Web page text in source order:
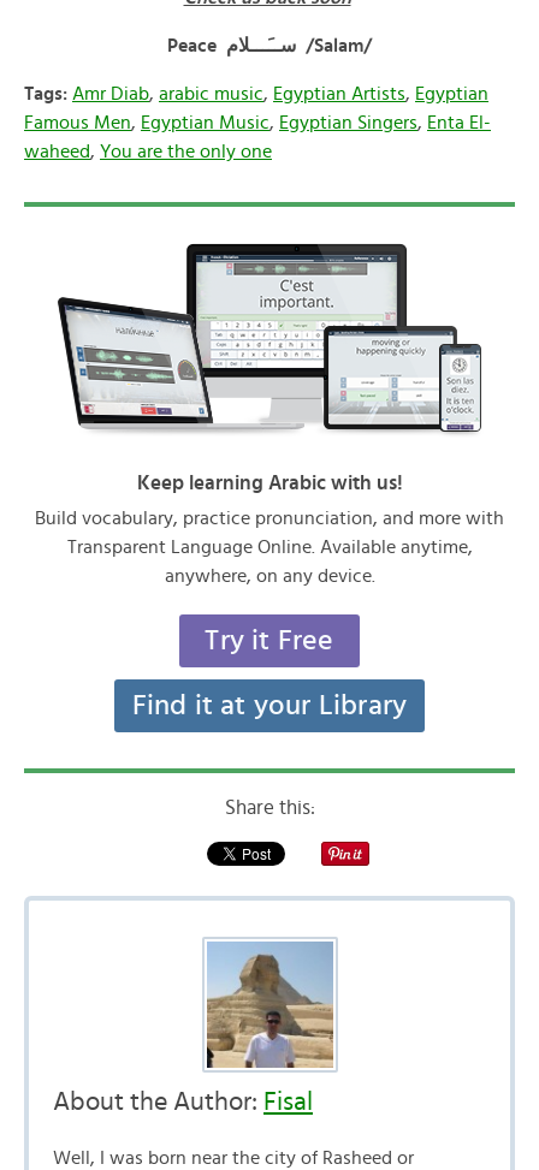
Peace ســَـــلام /Salam/
Tags: Amr Diab, arabic music, Egyptian Artists, Egyptian
Famous Men, Egyptian Music, Egyptian Singers, Enta El-
waheed, You are the only one
Keep learning Arabic with us!
Build vocabulary, practice pronunciation, and more with
Transparent Language Online. Available anytime,
anywhere, on any device.
Try it Free
Find it at your Library
Share this:
About the Author: Fisal
Well, I was born near the city of Rasheed or